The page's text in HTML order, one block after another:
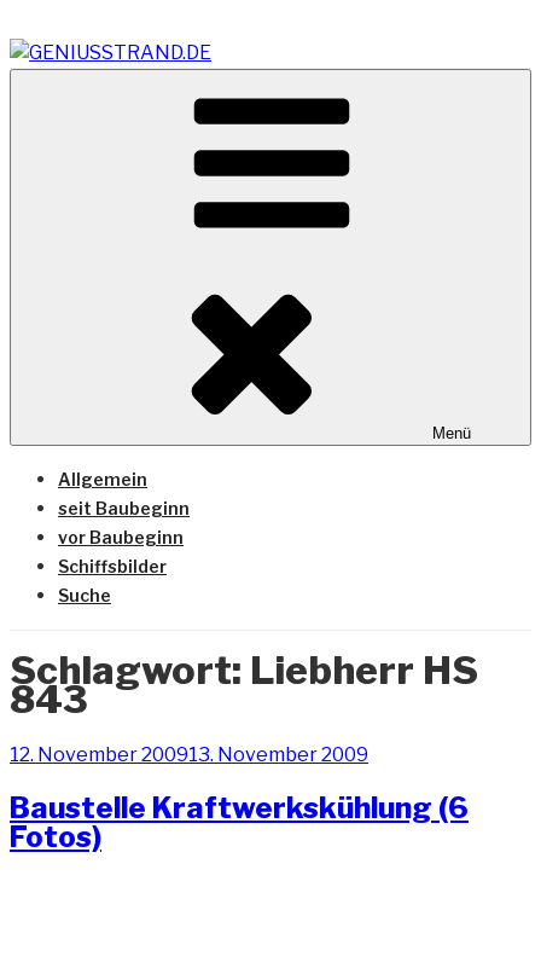
Inhalt
springen
GENIUSSTRAND.DE
Vom Geniusstrand zum JadeWeserPort/Container
Terminal Wilhelmshaven
Menü
Allgemein
seit Baubeginn
vor Baubeginn
Schiffsbilder
Suche
Schlagwort: Liebherr HS
843
Veröffentlicht
12. November 200913. November 2009
Baustelle Kraftwerkskühlung (6
Fotos)